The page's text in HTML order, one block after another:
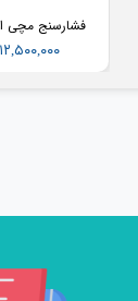
۱۲,۵۰۰,۰۰۰ تومان